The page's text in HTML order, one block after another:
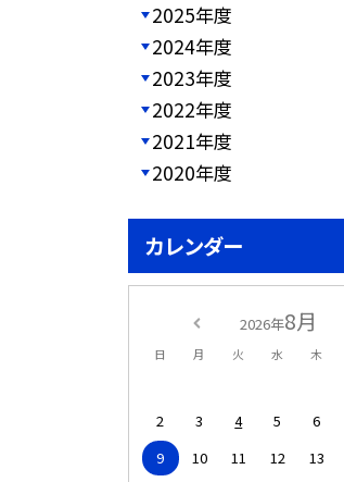
2025年度
2024年度
2023年度
2022年度
2021年度
2020年度
カレンダー
2026年8月
日 月 火 水 木
2
3 4 5 6
9
10 11 12 13